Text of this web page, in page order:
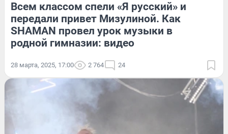
Всем классом спели «Я русский» и
передали привет Мизулиной. Как
SHAMAN провел урок музыки в
родной гимназии: видео
28 марта, 2025, 17:00 2 764 24